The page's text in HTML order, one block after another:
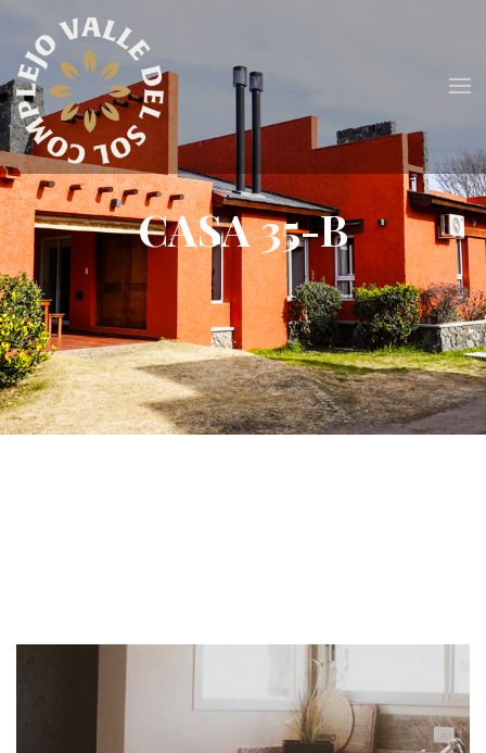
CASA 35-B